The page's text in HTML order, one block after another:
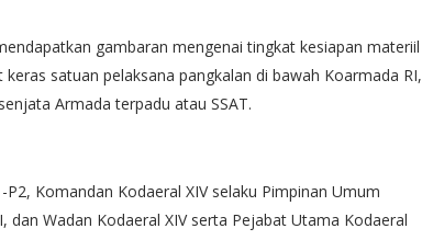
gambaran mengenai tingkat kesiapan materiil
satuan pelaksana pangkalan di bawah Koarmada RI,
Armada terpadu atau SSAT.
Komandan Kodaeral XIV selaku Pimpinan Umum
Wadan Kodaeral XIV serta Pejabat Utama Kodaeral